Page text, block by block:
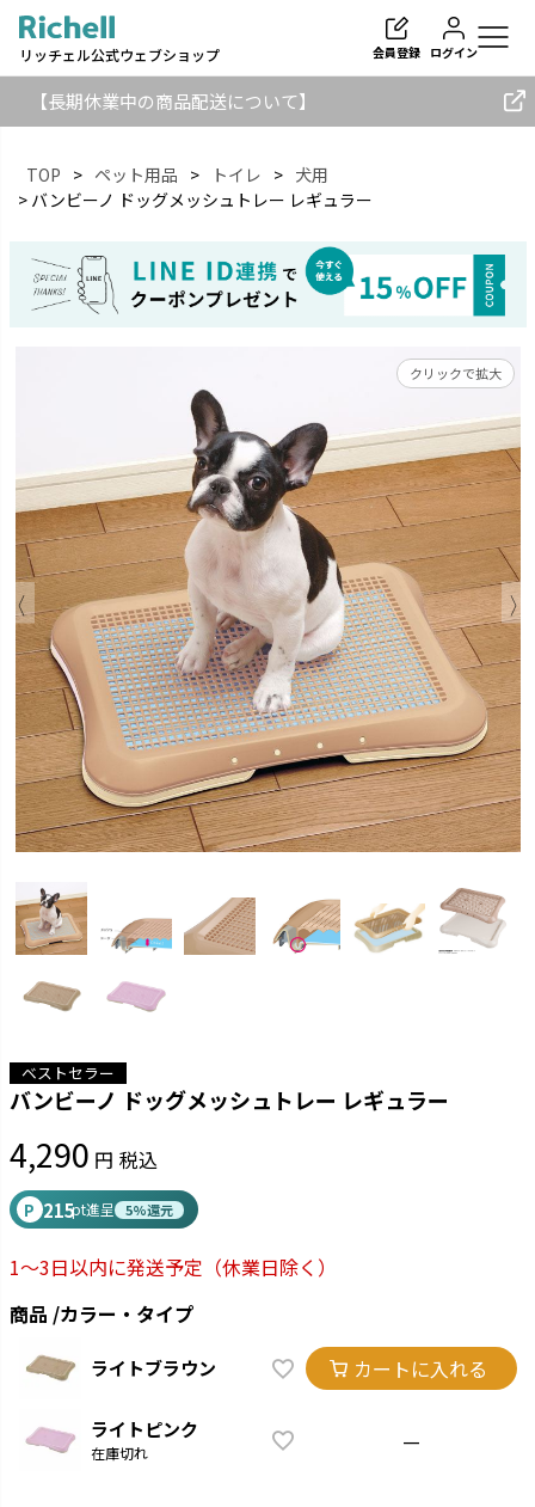
リッチェル公式ウェブショップ 会員登録 ログイン
【長期休業中の商品配送について】
TOP ペット用品 トイレ
犬用
バンビーノ ドッグメッシュトレー レギュラー
クリックで拡大
ベストセラー
バンビーノ ドッグメッシュトレー レギュラー
4,290 税込
P 215pt進呈 5%還元
1～3日以内に発送予定 （休業日除く）
商品 カラー・タイプ
ライトブラウン カートに入れる
ライトピンク
在庫切れ —